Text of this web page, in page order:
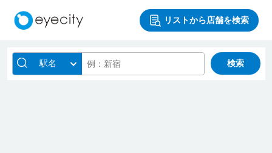
リストから店舗を検索
駅名 検索